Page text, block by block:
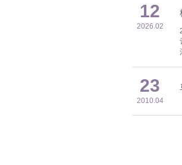
12
2026.02
23
2010.04